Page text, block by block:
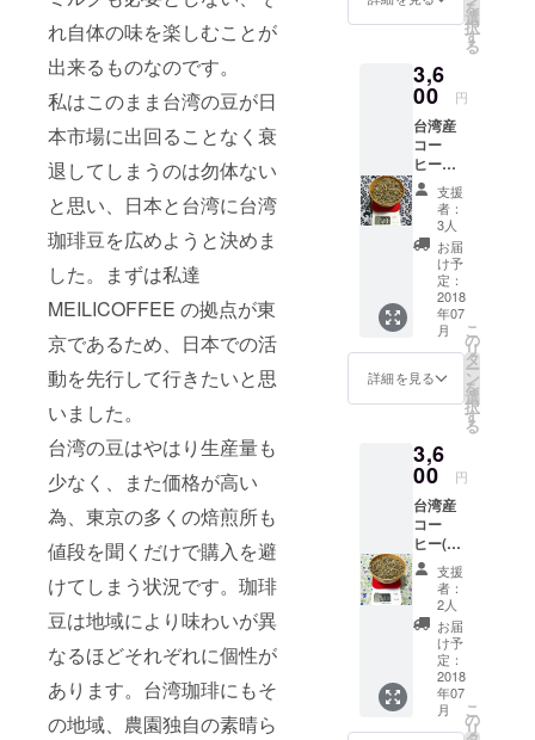
れ自体の味を楽しむことが
出来るものなのです。
私はこのまま台湾の豆が日
本市場に出回ることなく衰
退してしまうのは勿体ない
と思い、日本と台湾に台湾
珈琲豆を広めようと決めま
した。まずは私達
MEILICOFFEE の拠点が東
京であるため、日本での活
動を先行して行きたいと思
いました。
台湾の豆はやはり生産量も
少なく、また価格が高い
為、東京の多くの焙煎所も
値段を聞くだけで購入を避
けてしまう状況です。珈琲
豆は地域により味わいが異
なるほどそれぞれに個性が
あります。台湾珈琲にもそ
の地域、農園独自の素晴ら
り余韻
ただけ
ます。
のよう
な特徴
があり
ながら
も酸味
があ
り、フ
ルー
ティな
味わい
です。
MITカス
カラブ
レンド
コー
ヒーは
香り高
な味わ
いは
コー
ヒーで
ありな
がらフ
ルーツ
ティー
をも連
想さ
せ、後
味は
スッキ
リとし
た風味
雲林、
嘉義、
区 味の
特徴…
香りや
味の特
徴とし
て、フ
ローラ
ルでお
茶のよ
うな味
わい。
酸味は
強すぎ
ない中
程度。
東山は
台湾茶
が特徴
で飲み
疲れを
しませ
ん。酸
味はあ
まり感
じませ
ん。
MITカス
カラブ
レンド
コー
ヒーは
香り高
を
選
択
す
る
3,6
00 円
台湾産
コー
ヒー
200g(梅
山“阿里
山”) 梅
山は台
湾の山
地型の
コー
ヒーで
す。 ●
山地
型 …
南投、
雲林、
台南地
区 味の
特徴…
香りや
味の特
徴とし
て、フ
ローラ
ルでお
茶のよ
うな味
わい。
酸味は
強すぎ
ない中
支援
者：
3人
お届
け予
定：
2018
年07
月
詳細を見る
こ
の
リ
タ
ー
ン
を
選
択
す
る
3,6
00 円
台湾産
コー
ヒー(東
山).......2
00g 東
山と梅
山は台
湾の山
地型の
コー
ヒーで
す。 ●
山地
支援
者：
2人
お届
け予
定：
2018
年07
月
こ
の
リ